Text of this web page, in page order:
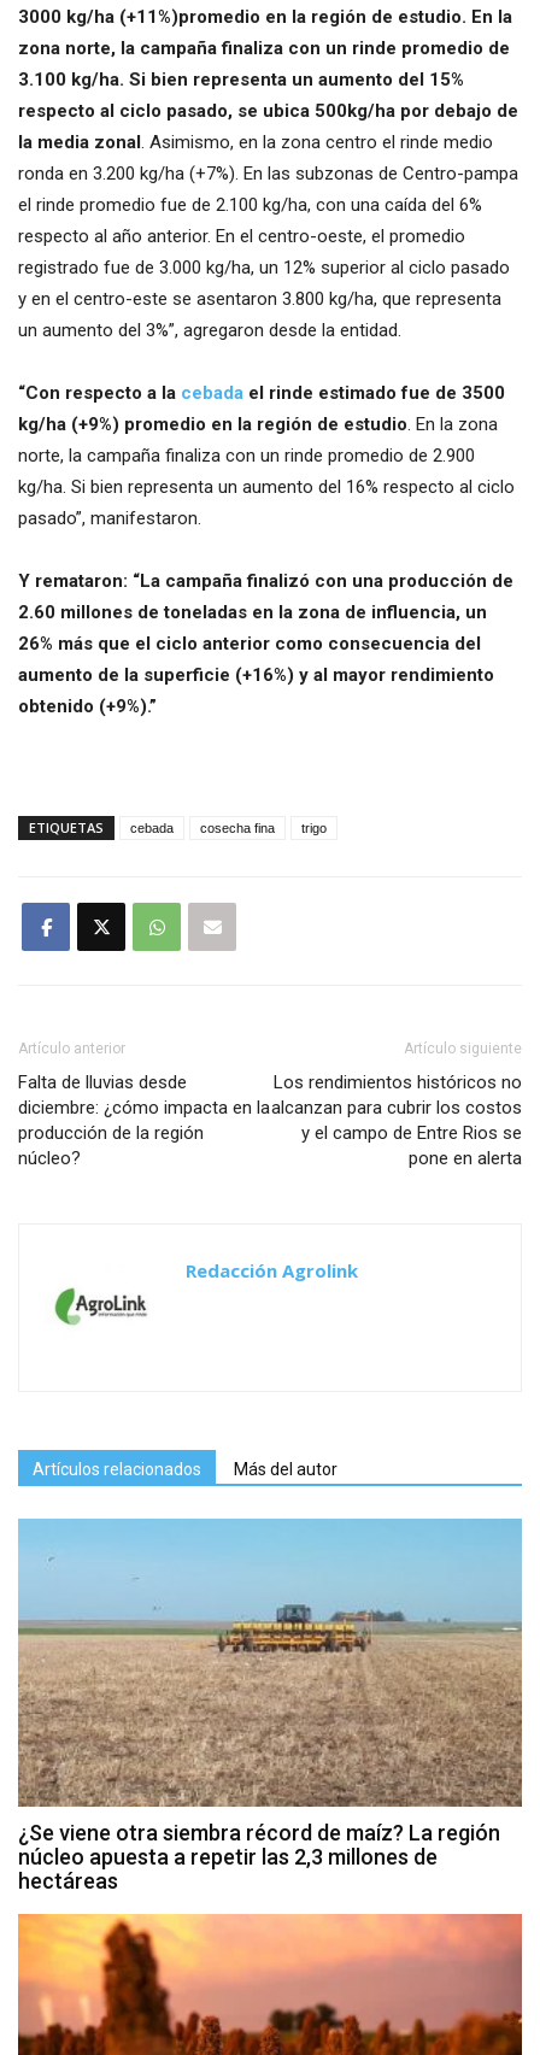
3000 kg/ha (+11%)promedio en la región de estudio. En la
zona norte, la campaña finaliza con un rinde promedio de
3.100 kg/ha. Si bien representa un aumento del 15%
respecto al ciclo pasado, se ubica 500kg/ha por debajo de
la media zonal . Asimismo, en la zona centro el rinde medio
ronda en 3.200 kg/ha (+7%). En las subzonas de Centro-pampa
el rinde promedio fue de 2.100 kg/ha, con una caída del 6%
respecto al año anterior. En el centro-oeste, el promedio
registrado fue de 3.000 kg/ha, un 12% superior al ciclo pasado
y en el centro-este se asentaron 3.800 kg/ha, que representa
un aumento del 3%”, agregaron desde la entidad.
“Con respecto a la cebada el rinde estimado fue de 3500
kg/ha (+9%) promedio en la región de estudio. En la zona
norte, la campaña finaliza con un rinde promedio de 2.900
kg/ha. Si bien representa un aumento del 16% respecto al ciclo
pasado”, manifestaron.
Y remataron: “La campaña finalizó con una producción de
2.60 millones de toneladas en la zona de influencia, un
26% más que el ciclo anterior como consecuencia del
aumento de la superficie (+16%) y al mayor rendimiento
obtenido (+9%).”
ETIQUETAS cebada cosecha fina trigo
Artículo anterior
Falta de lluvias desde
diciembre: ¿cómo impacta en la
producción de la región
núcleo?
Artículo siguiente
Los rendimientos históricos no
alcanzan para cubrir los costos
y el campo de Entre Rios se
pone en alerta
Redacción Agrolink
Artículos relacionados Más del autor
¿Se viene otra siembra récord de maíz? La región
núcleo apuesta a repetir las 2,3 millones de
hectáreas